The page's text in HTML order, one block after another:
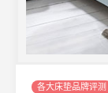
各大床垫品牌评测